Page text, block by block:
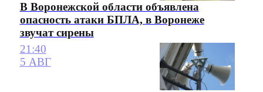
В Воронежской области объявлена
опасность атаки БПЛА, в Воронеже
звучат сирены
21:40
5 АВГ